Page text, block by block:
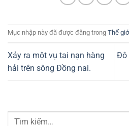
Mục nhập này đã được đăng trong Thế
Xảy ra một vụ tai nạn hàng
hải trên sông Đồng nai.
Đô